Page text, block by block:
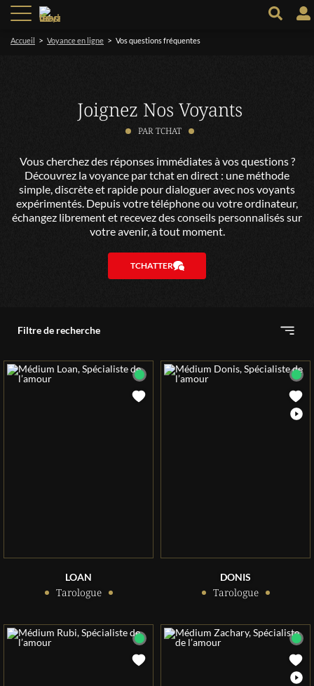
Accueil > Voyance en ligne > Vos questions fréquentes
Joignez Nos Voyants
PAR TCHAT
Vous cherchez des réponses immédiates à vos questions ?
Découvrez la voyance par tchat en direct : une méthode
simple, discrète et rapide pour dialoguer avec nos voyants
expérimentés. Depuis votre téléphone ou votre ordinateur,
échangez librement et recevez des conseils personnalisés sur
votre avenir, à tout moment.
TCHATTER
Filtre de recherche
LOAN
Tarologue
DONIS
Tarologue